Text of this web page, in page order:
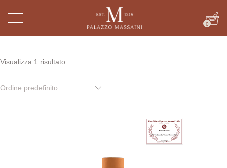
0
Visualizza 1 risultato
Ordine predefinito